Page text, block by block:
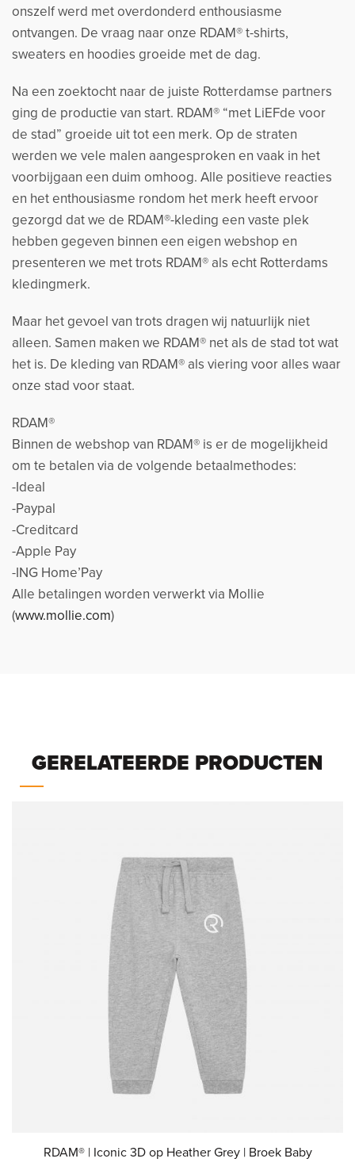
onszelf werd met overdonderd enthousiasme
ontvangen. De vraag naar onze RDAM® t-shirts,
sweaters en hoodies groeide met de dag.
Na een zoektocht naar de juiste Rotterdamse partners
ging de productie van start. RDAM® “met LiEFde voor
de stad” groeide uit tot een merk. Op de straten
werden we vele malen aangesproken en vaak in het
voorbijgaan een duim omhoog. Alle positieve reacties
en het enthousiasme rondom het merk heeft ervoor
gezorgd dat we de RDAM®-kleding een vaste plek
hebben gegeven binnen een eigen webshop en
presenteren we met trots RDAM® als echt Rotterdams
kledingmerk.
Maar het gevoel van trots dragen wij natuurlijk niet
alleen. Samen maken we RDAM® net als de stad tot wat
het is. De kleding van RDAM® als viering voor alles waar
onze stad voor staat.
RDAM®
Binnen de webshop van RDAM® is er de mogelijkheid
om te betalen via de volgende betaalmethodes:
-Ideal
-Paypal
-Creditcard
-Apple Pay
-ING Home’Pay
Alle betalingen worden verwerkt via Mollie
(www.mollie.com)
GERELATEERDE PRODUCTEN
RDAM® | Iconic 3D op Heather Grey | Broek Baby